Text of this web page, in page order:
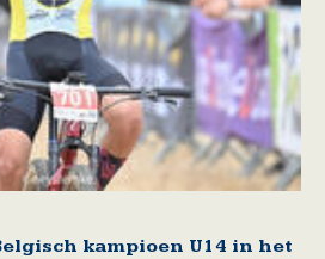
kampioen U14 in het